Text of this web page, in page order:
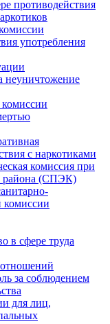
противодействия
употребления
неуничтожение
комиссии
с наркотиками
комиссия при
района (СПЭК)
комиссии
в сфере труда
за соблюдением
для лиц,